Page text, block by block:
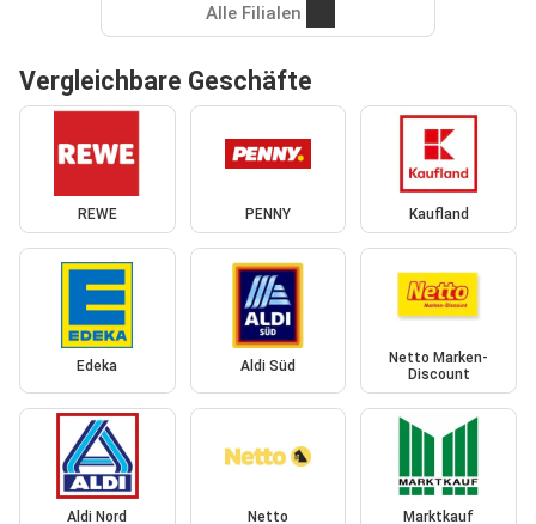
Alle Filialen
Vergleichbare Geschäfte
REWE PENNY Kaufland
Edeka Aldi Süd
Netto Marken-
Discount
Aldi Nord Netto Marktkauf